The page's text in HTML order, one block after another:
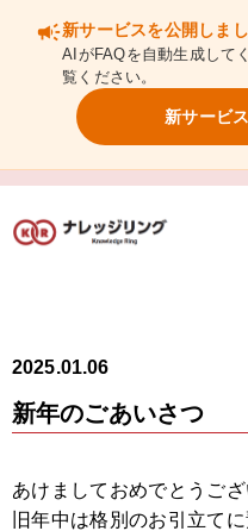
campaign新サービスを公開しまし
AIがFAQを自動生成して
覧ください。
新サービ
2025.01.06
新年のごあいさつ
あけましておめでとうござ
旧年中は格別のお引立て